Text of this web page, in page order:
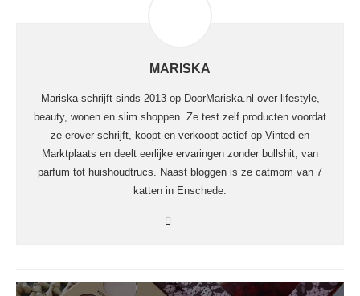
MARISKA
Mariska schrijft sinds 2013 op DoorMariska.nl over lifestyle,
beauty, wonen en slim shoppen. Ze test zelf producten voordat
ze erover schrijft, koopt en verkoopt actief op Vinted en
Marktplaats en deelt eerlijke ervaringen zonder bullshit, van
parfum tot huishoudtrucs. Naast bloggen is ze catmom van 7
katten in Enschede.